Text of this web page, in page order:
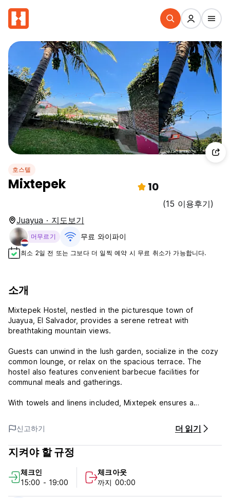
호스텔
Mixtepek 10
(15 이용후기)
Juayua · 지도보기
머무르기 무료 와이파이
최소 2일 전 또는 그보다 더 일찍 예약 시 무료 취소가 가능합니다.
소개
Mixtepek Hostel, nestled in the picturesque town of
Juayua, El Salvador, provides a serene retreat with
breathtaking mountain views.
Guests can unwind in the lush garden, socialize in the cozy
common lounge, or relax on the spacious terrace. The
hostel also features convenient barbecue facilities for
communal meals and gatherings.
With towels and linens included, Mixtepek ensures a
Mixtepek Policy and Conditions:
Cancellation Policy: 1 day before arrival. In case of a late
of your stay.
Check in from 15.00 to 19.00
신고하기 더 읽기
지켜야 할 규정
체크인
15:00 - 19:00
체크아웃
까지 00:00